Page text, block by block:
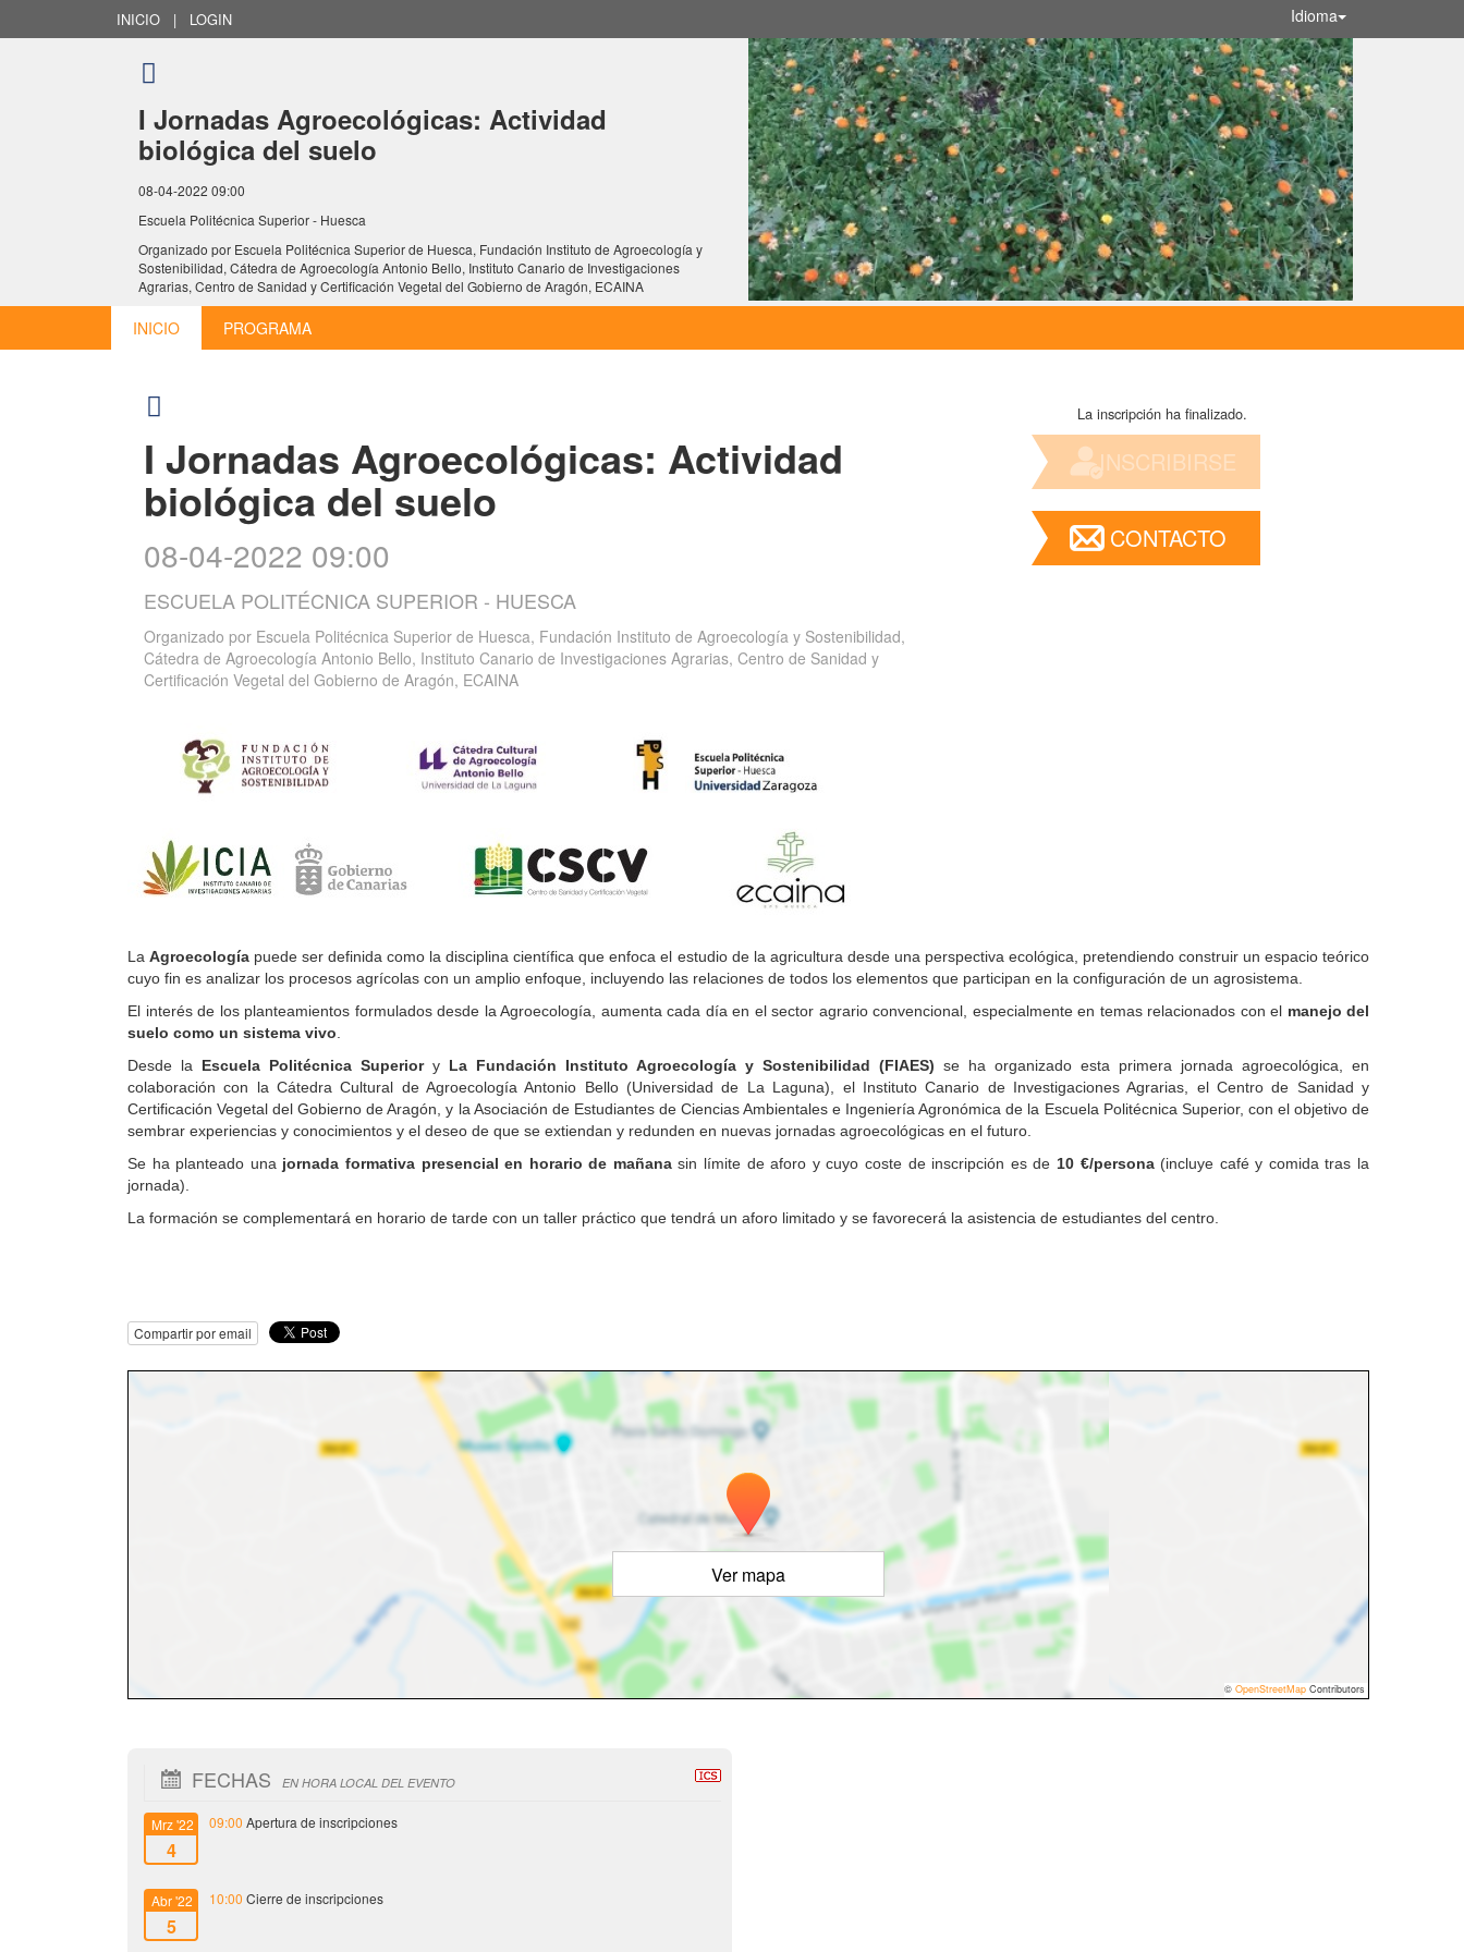
INICIO | LOGIN Idioma
I Jornadas Agroecológicas: Actividad
biológica del suelo
08-04-2022 09:00
Escuela Politécnica Superior - Huesca
Organizado por Escuela Politécnica Superior de Huesca, Fundación Instituto de Agroecología y
Sostenibilidad, Cátedra de Agroecología Antonio Bello, Instituto Canario de Investigaciones
Agrarias, Centro de Sanidad y Certificación Vegetal del Gobierno de Aragón, ECAINA
INICIO PROGRAMA
I Jornadas Agroecológicas: Actividad
biológica del suelo
08-04-2022 09:00
ESCUELA POLITÉCNICA SUPERIOR - HUESCA
Organizado por Escuela Politécnica Superior de Huesca, Fundación Instituto de Agroecología y Sostenibilidad,
Cátedra de Agroecología Antonio Bello, Instituto Canario de Investigaciones Agrarias, Centro de Sanidad y
Certificación Vegetal del Gobierno de Aragón, ECAINA
La inscripción ha finalizado.
INSCRIBIRSE
CONTACTO
LaAgroecología puede ser definida como la disciplina científica que enfoca el estudio de la agricultura desde una perspectiva ecológica, pretendiendo construir un espacio teórico
cuyo fin es analizar los procesos agrícolas con un amplio enfoque, incluyendo las relaciones de todos los elementos que participan en la configuración de un agrosistema.
El interés de los planteamientos formulados desde la Agroecología, aumenta cada día en el sector agrario convencional, especialmente en temas relacionados con el manejo del
suelo como un sistema vivo
Desde la Escuela Politécnica Superiory La Fundación Instituto Agroecología y Sostenibilidad (FIAES) se ha organizado esta primera jornada agroecológica, en
colaboración con la Cátedra Cultural de Agroecología Antonio Bello (Universidad de La Laguna), el Instituto Canario de Investigaciones Agrarias, el Centro de Sanidad y
Certificación Vegetal del Gobierno de Aragón, y la Asociación de Estudiantes de Ciencias Ambientales e Ingeniería Agronómica de la Escuela Politécnica Superior, con el objetivo de
sembrar experiencias y conocimientos y el deseo de que se extiendan y redunden en nuevas jornadas agroecológicas en el futuro.
Se ha planteado una jornada formativa presencial en horario de mañanasin límite de aforo y cuyo coste de inscripción es de 10 €/persona(incluye café y comida tras la
jornada).
La formación se complementará en horario de tarde con un taller práctico que tendrá un aforo limitado y se favorecerá la asistencia de estudiantes del centro.
Compartir por email
Ver mapa
© OpenStreetMap Contributors
FECHAS EN HORA LOCAL DEL EVENTO
Mrz '22
4
09:00 Apertura de inscripciones
Abr '22
5
10:00 Cierre de inscripciones